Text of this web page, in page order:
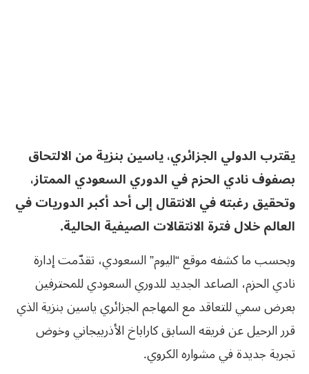
يقترب الدولي الجزائري، ياسين بنزية من الالتحاق
بصفوف نادي الحزم في الدوري السعودي الممتاز،
وتحقيق رغبته في الانتقال إلى أحد أكبر الدوريات في
العالم خلال فترة الانتقالات الصيفية الحالية.
وبحسب ما كشفه موقع “اليوم” السعودي، تقدّمت إدارة
نادي الحزم، الصاعد الجديد للدوري السعودي للمحترفين
بعرض سمي للتعاقد مع المهاجم الجزائري ياسين بنزية الذي
قرر الرحيل عن فريقه السابق كاراباخ الأذربيجاني وخوض
تجربة جديدة في مشواره الكروي.